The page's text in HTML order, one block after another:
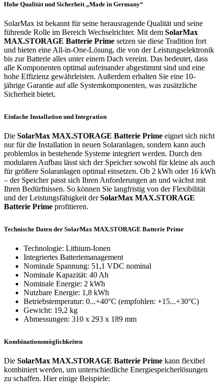
Hohe Qualität und Sicherheit „Made in Germany“
SolarMax ist bekannt für seine herausragende Qualität und seine
führende Rolle im Bereich Wechselrichter. Mit dem SolarMax
MAX.STORAGE Batterie Prime setzen sie diese Tradition fort
und bieten eine All-in-One-Lösung, die von der Leistungselektronik
bis zur Batterie alles unter einem Dach vereint. Das bedeutet, dass
alle Komponenten optimal aufeinander abgestimmt sind und eine
hohe Effizienz gewährleisten. Außerdem erhalten Sie eine 10-
jährige Garantie auf alle Systemkomponenten, was zusätzliche
Sicherheit bietet.
Einfache Installation und Integration
Die SolarMax MAX.STORAGE Batterie Prime eignet sich nicht
nur für die Installation in neuen Solaranlagen, sondern kann auch
problemlos in bestehende Systeme integriert werden. Durch den
modularen Aufbau lässt sich der Speicher sowohl für kleine als auch
für größere Solaranlagen optimal einsetzen. Ob 2 kWh oder 16 kWh
– der Speicher passt sich Ihren Anforderungen an und wächst mit
Ihren Bedürfnissen. So können Sie langfristig von der Flexibilität
und der Leistungsfähigkeit derSolarMax MAX.STORAGE
Batterie Prime profitieren.
Technische Daten der SolarMax MAX.STORAGE Batterie Prime
Technologie: Lithium-Ionen
Integriertes Batteriemanagement
Nominale Spannung: 51,1 VDC nominal
Nominale Kapazität: 40 Ah
Nominale Energie: 2 kWh
Nutzbare Energie: 1,8 kWh
Betriebstemperatur: 0...+40°C (empfohlen: +15...+30°C)
Gewicht: 19,2 kg
Abmessungen: 310 x 293 x 189 mm
Kombinationsmöglichkeiten
Die SolarMax MAX.STORAGE Batterie Prime kann flexibel
kombiniert werden, um unterschiedliche Energiespeicherlösungen
zu schaffen. Hier einige Beispiele: